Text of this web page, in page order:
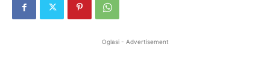
Oglasi - Advertisement